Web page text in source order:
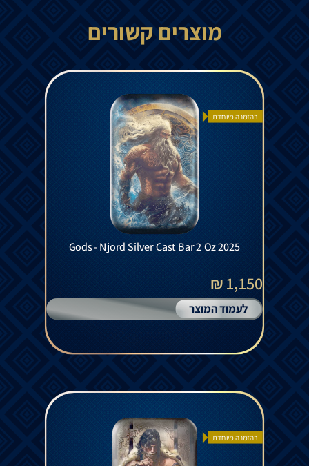
מוצרים קשורים
בהזמנה מיוחדת
Gods - Njord Silver Cast Bar 2 Oz 2025
1,150 ₪
לעמוד המוצר
בהזמנה מיוחדת